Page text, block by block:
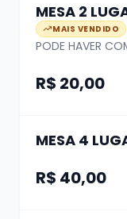
DÚVIDAS?
A compra de
distribuição
chegar, melhor
MESA 2
MAIS VENDIDO
PODE HAVER
R$ 20,00
MESA 4
R$ 40,00